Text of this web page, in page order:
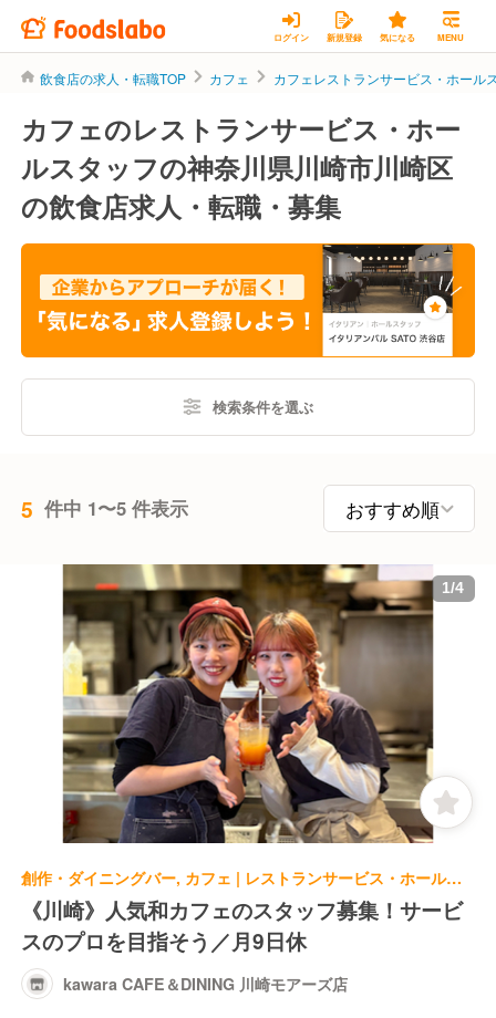
ログイン 新規登録 気になる MENU
飲食店の求人・転職TOP カフェ カフェレストランサービス・ホール
カフェのレストランサービス・ホー
ルスタッフの神奈川県川崎市川崎区
の飲食店求人・転職・募集
検索条件を選ぶ
5 件中 1〜5 件表示
1/4
創作・ダイニングバー, カフェ | レストランサービス・ホールスタッフ | kawara CAFE＆DINING 川崎モアーズ店
《川崎》人気和カフェのスタッフ募集！サービ
スのプロを目指そう／月9日休
kawara CAFE＆DINING 川崎モアーズ店